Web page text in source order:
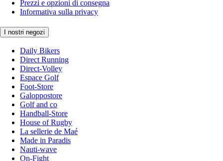
Prezzi e opzioni di consegna
Informativa sulla privacy
I nostri negozi
Daily Bikers
Direct Running
Direct-Volley
Espace Golf
Foot-Store
Galoppostore
Golf and co
Handball-Store
House of Rugby
La sellerie de Maé
Made in Paradis
Nauti-wave
On-Fight